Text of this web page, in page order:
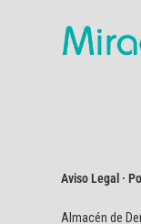
Aviso Legal ·
Almacén de